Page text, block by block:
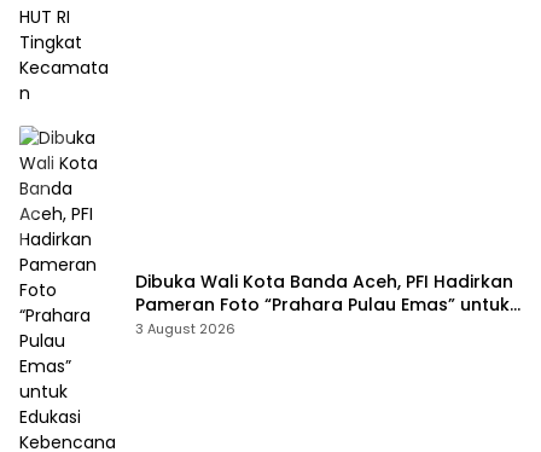
Dibuka Wali Kota Banda Aceh, PFI Hadirkan
Pameran Foto “Prahara Pulau Emas” untuk
Edukasi Kebencanaan
3 August 2026